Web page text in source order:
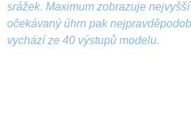
srážek. Maximum zobrazuje
očekávaný úhrn pak
vychází ze 40 výstupů modelu.